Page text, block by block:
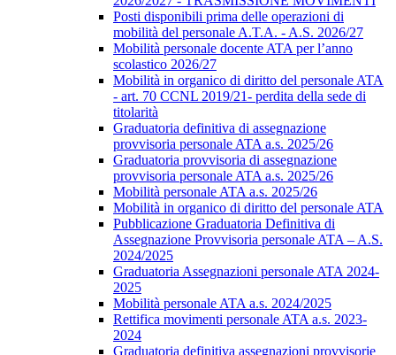
Posti disponibili prima delle operazioni di
mobilità del personale A.T.A. - A.S. 2026/27
Mobilità personale docente ATA per l’anno
scolastico 2026/27
Mobilità in organico di diritto del personale ATA
- art. 70 CCNL 2019/21- perdita della sede di
titolarità
Graduatoria definitiva di assegnazione
provvisoria personale ATA a.s. 2025/26
Graduatoria provvisoria di assegnazione
provvisoria personale ATA a.s. 2025/26
Mobilità personale ATA a.s. 2025/26
Mobilità in organico di diritto del personale ATA
Pubblicazione Graduatoria Definitiva di
Assegnazione Provvisoria personale ATA – A.S.
2024/2025
Graduatoria Assegnazioni personale ATA 2024-
2025
Mobilità personale ATA a.s. 2024/2025
Rettifica movimenti personale ATA a.s. 2023-
2024
Graduatoria definitiva assegnazioni provvisorie